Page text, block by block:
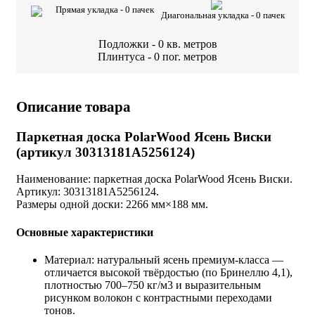
Прямая укладка - 0 пачек
Диагональная укладка - 0 пачек
Подложки - 0 кв. метров
Плинтуса - 0 пог. метров
Описание товара
Паркетная доска PolarWood Ясень Виски
(артикул 30313181A5256124)
Наименование: паркетная доска PolarWood Ясень Виски.
Артикул: 30313181A5256124.
Размеры одной доски: 2266 мм×188 мм.
Основные характеристики
Материал: натуральный ясень премиум‑класса —
отличается высокой твёрдостью (по Бринеллю 4,1),
плотностью 700–750 кг/м3 и выразительным
рисунком волокон с контрастными переходами
тонов.